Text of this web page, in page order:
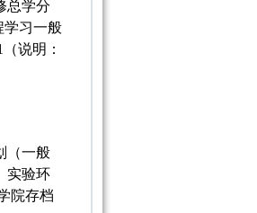
总学分
学习一般
说明：
（一般
实验环
院存档